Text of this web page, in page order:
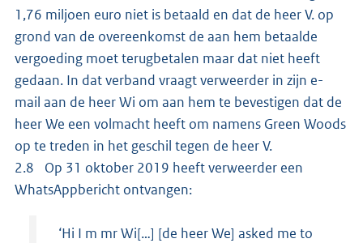
1,76 miljoen euro niet is betaald en dat de heer V. op
grond van de overeenkomst de aan hem betaalde
vergoeding moet terugbetalen maar dat niet heeft
gedaan. In dat verband vraagt verweerder in zijn e-
mail aan de heer Wi om aan hem te bevestigen dat de
heer We een volmacht heeft om namens Green Woods
op te treden in het geschil tegen de heer V.
2.8 Op 31 oktober 2019 heeft verweerder een
WhatsAppbericht ontvangen:
‘Hi I m mr Wi[…] [de heer We] asked me to